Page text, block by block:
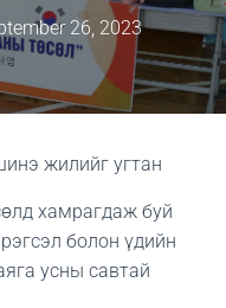
26, 2023
жилийг угтан
хамрагдаж буй
болон үдийн
усны савтай